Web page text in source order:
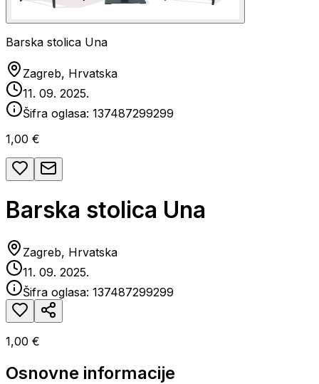
Barska stolica Una
Zagreb, Hrvatska
11. 09. 2025.
Šifra oglasa: 137487299299
1,00 €
Barska stolica Una
Zagreb, Hrvatska
11. 09. 2025.
Šifra oglasa: 137487299299
1,00 €
Osnovne informacije